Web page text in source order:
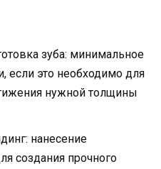
зуба: минимальное
если это необходимо для
нужной толщины
нанесение
создания прочного